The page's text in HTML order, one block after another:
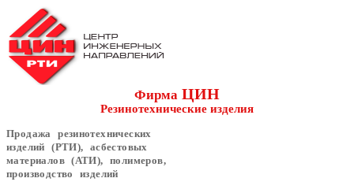
Фирма ЦИН
Резинотехнические изделия
Продажа резинотехнических
изделий (РТИ), асбестовых
материалов (АТИ), полимеров,
производство изделий